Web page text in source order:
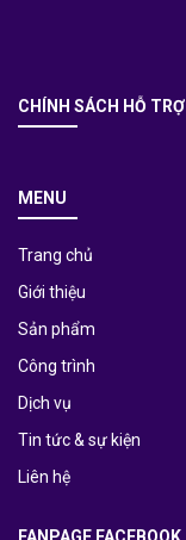
CHÍNH SÁCH HỖ TRỢ
MENU
Trang chủ
Giới thiệu
Sản phẩm
Công trình
Dịch vụ
Tin tức & sự kiện
Liên hệ